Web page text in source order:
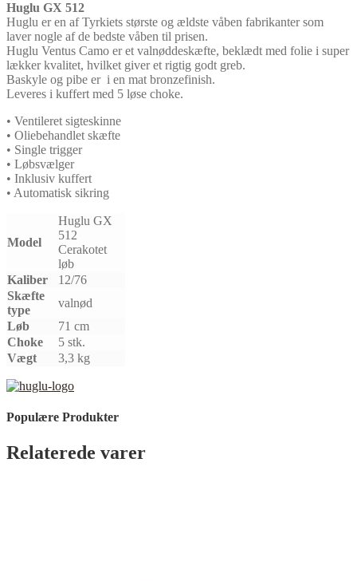
Huglu GX 512
Huglu er en af Tyrkiets største og ældste våben fabrikanter som
laver nogle af de bedste våben til prisen.
Huglu Ventus Camo er et valnøddeskæfte, beklædt med folie i super
lækker kvalitet, hvilket giver et rigtig godt greb.
Baskyle og pibe er i en mat bronzefinish.
Leveres i kuffert med 5 løse choke.
• Ventileret sigteskinne
• Oliebehandlet skæfte
• Single trigger
• Løbsvælger
• Inklusiv kuffert
• Automatisk sikring
Model
Huglu GX
512
Cerakotet
løb
Kaliber
12/76
Skæfte
type
valnød
Løb
71 cm
Choke
5 stk.
Vægt
3,3 kg
Populære Produkter
Relaterede varer